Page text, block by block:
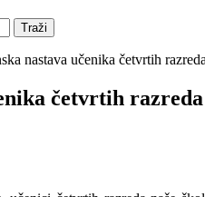
Traži
nastava učenika četvrtih
četvrtih razreda